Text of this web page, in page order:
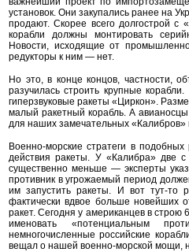
установок. Они закупались ранее на
продают. Скорее всего долгострой
корабли должны монтировать
Новости, исходящие от
редукторы к ним — нет.
Но это, в конце концов, частности,
разучилась строить крупные
гиперзвуковые ракеты «Циркон».
малый ракетный корабль. А
для наших замечательных «Калибров»
Военно-морские стратеги в
действия ракеты. У «Калибра» две
существенно меньше — эксперты
противник в угрожаемый период
им запустить ракеты. И вот тут-то
фактически вдвое больше новейших
ракет. Сегодня у американцев в строю
именовать «потенциальным
немногочисленные российские
вещал о нашей военно-морской мощи,